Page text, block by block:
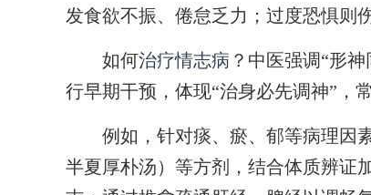
发食欲不振、倦怠乏力；过度恐惧则
如何治疗情志病 ？中医强调“形
行早期干预，体现“治身必先调神”，
例如，针对痰、瘀、郁等病理因素
半夏厚朴汤）等方剂，结合体质辨证